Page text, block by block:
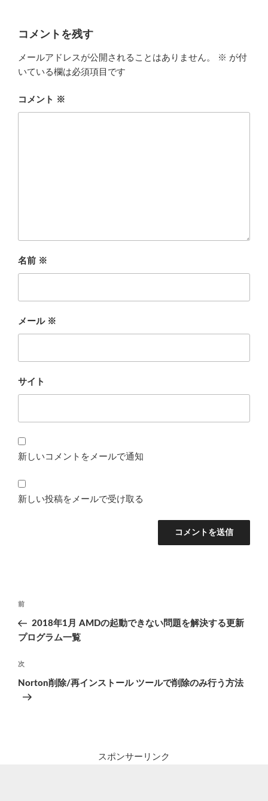
コメントを残す
メールアドレスが公開されることはありません。 ※ が付
いている欄は必須項目です
コメント ※
名前 ※
メール ※
サイト
新しいコメントをメールで通知
新しい投稿をメールで受け取る
投
ナ
ゲ
ー
シ
前
の
投
前
2018年1月 AMDの起動できない問題を解決する更新
プログラム一覧
次
の
次
Norton削除/再インストール ツールで削除のみ行う方法
スポンサーリンク